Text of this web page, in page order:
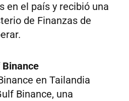
en el país y recibió una
de Finanzas de
Binance
en Tailandia
Binance, una